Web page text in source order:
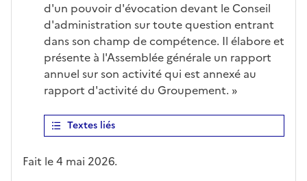
d'un pouvoir d'évocation devant le Conseil
d'administration sur toute question entrant
dans son champ de compétence. Il élabore et
présente à l'Assemblée générale un rapport
annuel sur son activité qui est annexé au
rapport d'activité du Groupement. »
Textes liés
Fait le 4 mai 2026.